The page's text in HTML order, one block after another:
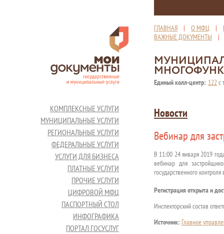
ГЛАВНАЯ | О МФЦ |
ВАЖНЫЕ ДОКУМЕНТЫ
Единый колл-центр: 122с
КОМПЛЕКСНЫЕ УСЛУГИ
МУНИЦИПАЛЬНЫЕ УСЛУГИ
РЕГИОНАЛЬНЫЕ УСЛУГИ
ФЕДЕРАЛЬНЫЕ УСЛУГИ
УСЛУГИ ДЛЯ БИЗНЕСА
ПЛАТНЫЕ УСЛУГИ
ПРОЧИЕ УСЛУГИ
ЦИФРОВОЙ МФЦ
ПАСПОРТНЫЙ СТОЛ
ИНФОГРАФИКА
ПОРТАЛ ГОСУСЛУГ
Новости
Вебинар для
В 11:00 24 января 2019
вебинар для
государственного
Регистрация открыта и
Инспекторский состав
Источник: Главное